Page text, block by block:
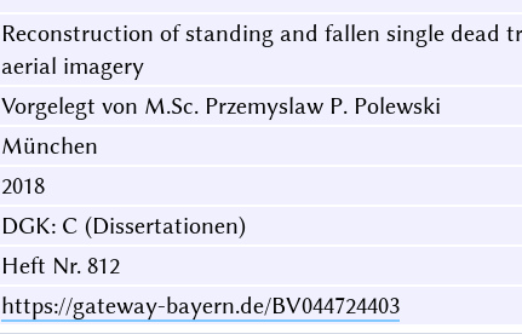
Reconstruction of standing and fallen single dead
aerial imagery
Vorgelegt von M.Sc. Przemyslaw P. Polewski
München
2018
DGK: C (Dissertationen)
Heft Nr. 812
https://gateway-bayern.de/BV044724403